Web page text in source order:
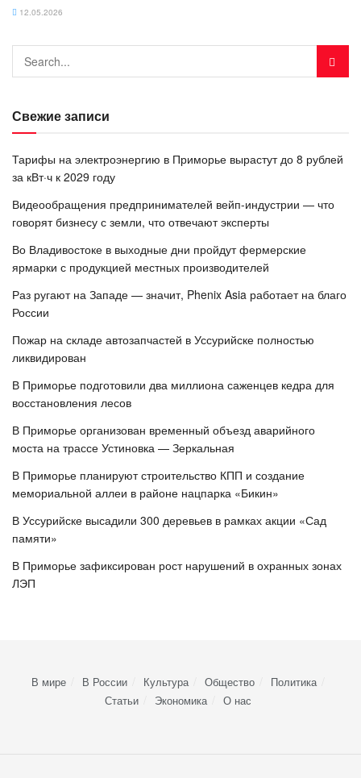
12.05.2026
Свежие записи
Тарифы на электроэнергию в Приморье вырастут до 8 рублей
за кВт·ч к 2029 году
Видеообращения предпринимателей вейп-индустрии — что
говорят бизнесу с земли, что отвечают эксперты
Во Владивостоке в выходные дни пройдут фермерские
ярмарки с продукцией местных производителей
Раз ругают на Западе — значит, Phenix Asia работает на благо
России
Пожар на складе автозапчастей в Уссурийске полностью
ликвидирован
В Приморье подготовили два миллиона саженцев кедра для
восстановления лесов
В Приморье организован временный объезд аварийного
моста на трассе Устиновка — Зеркальная
В Приморье планируют строительство КПП и создание
мемориальной аллеи в районе нацпарка «Бикин»
В Уссурийске высадили 300 деревьев в рамках акции «Сад
памяти»
В Приморье зафиксирован рост нарушений в охранных зонах
ЛЭП
В мире В России Культура Общество
Политика
Статьи
Экономика О нас